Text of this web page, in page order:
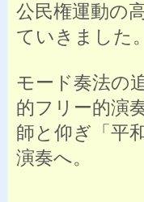
公民権運動の
ていきました。
モード奏法の
的フリー的演
師と仰ぎ「平
演奏へ。